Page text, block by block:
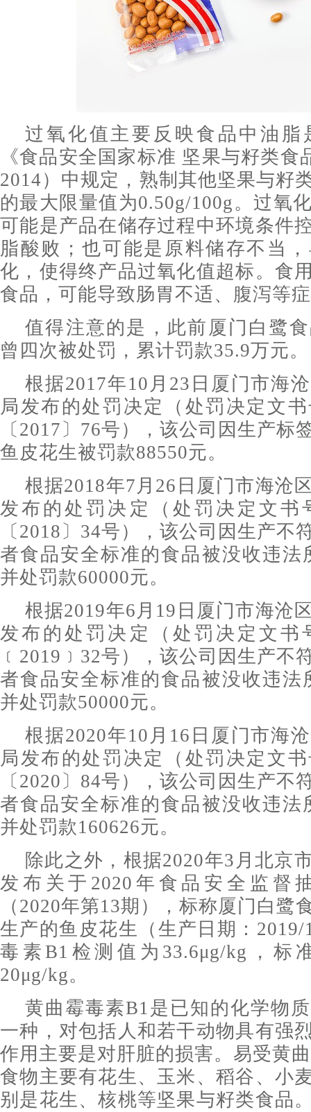
过氧化值主要反映食品中油脂
《食品安全国家标准 坚果与籽类食
2014）中规定，熟制其他坚果与籽
的最大限量值为0.50g/100g。过氧
可能是产品在储存过程中环境条件
脂酸败；也可能是原料储存不当
化，使得终产品过氧化值超标。食
食品，可能导致肠胃不适、腹泻等
值得注意的是，此前厦门白鹭
曾四次被处罚，累计罚款35.9万元。
根据2017年10月23日厦门市海
局发布的处罚决定（处罚决定文
〔2017〕76号），该公司因生产标
鱼皮花生被罚款88550元。
根据2018年7月26日厦门市海沧
发布的处罚决定（处罚决定文书
〔2018〕34号），该公司因生产不
者食品安全标准的食品被没收违法
并处罚款60000元。
根据2019年6月19日厦门市海沧
发布的处罚决定（处罚决定文书
﹝2019﹞32号），该公司因生产不
者食品安全标准的食品被没收违法
并处罚款50000元。
根据2020年10月16日厦门市海
局发布的处罚决定（处罚决定文
〔2020〕84号），该公司因生产不
者食品安全标准的食品被没收违法
并处罚款160626元。
除此之外，根据2020年3月北京
发布关于2020年食品安全监督
（2020年第13期），标称厦门白鹭
生产的鱼皮花生（生产日期：
毒素B1检测值为33.6μg/kg，标
20μg/kg。
黄曲霉毒素B1是已知的化学物
一种，对包括人和若干动物具有强
作用主要是对肝脏的损害。易受黄
食物主要有花生、玉米、稻谷、小
别是花生、核桃等坚果与籽类食品